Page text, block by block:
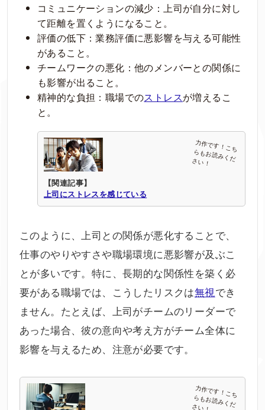
コミュニケーションの減少：上司が自分に対し
て距離を置くようになること。
評価の低下：業務評価に悪影響を与える可能性
があること。
チームワークの悪化：他のメンバーとの関係に
も影響が出ること。
精神的な負担：職場でのストレスが増えるこ
と。
【関連記事】
上司にストレスを感じている
このように、上司との関係が悪化することで、
仕事のやりやすさや職場環境に悪影響が及ぶこ
とが多いです。特に、長期的な関係性を築く必
要がある職場では、こうしたリスクは無視でき
ません。たとえば、上司がチームのリーダーで
あった場合、彼の意向や考え方がチーム全体に
影響を与えるため、注意が必要です。